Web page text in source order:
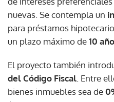
nuevas. Se contempla un
para préstamos
un plazo máximo de10
El proyecto también
del Código Fiscal . Entre
bienes inmuebles sea de